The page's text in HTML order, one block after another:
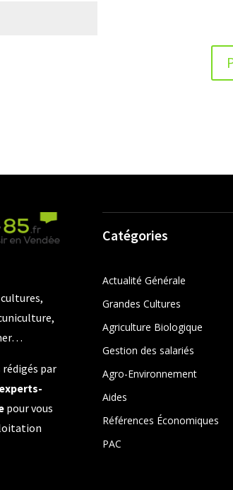
rédigés par
experts-
pour vous
Catégories
Actualité Générale
Grandes Cultures
Agriculture Biologique
Gestion des salariés
Agro-Environnement
Aides
Références Économiques
PAC